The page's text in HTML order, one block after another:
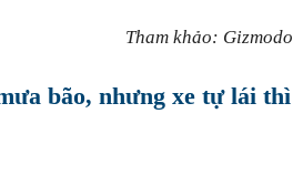
Tham khảo: Gizmodo
bão, nhưng xe tự lái thì